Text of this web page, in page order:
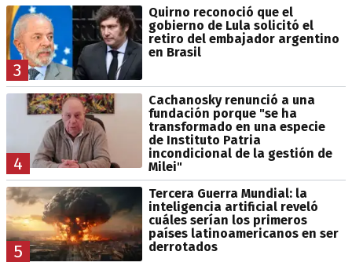
3
Quirno reconoció que el
gobierno de Lula solicitó el
retiro del embajador argentino
en Brasil
4
Cachanosky renunció a una
fundación porque "se ha
transformado en una especie
de Instituto Patria
incondicional de la gestión de
Milei"
5
Tercera Guerra Mundial: la
inteligencia artificial reveló
cuáles serían los primeros
países latinoamericanos en ser
derrotados